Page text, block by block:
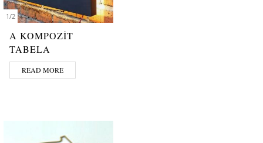
1/2
A KOMPOZİT
TABELA
READ MORE